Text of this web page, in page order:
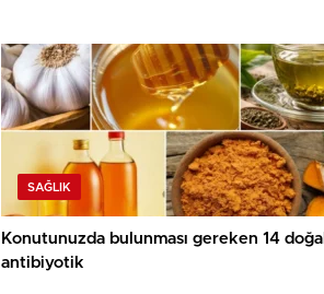
SAĞLIK
Konutunuzda bulunması gereken 14 doğal
antibiyotik